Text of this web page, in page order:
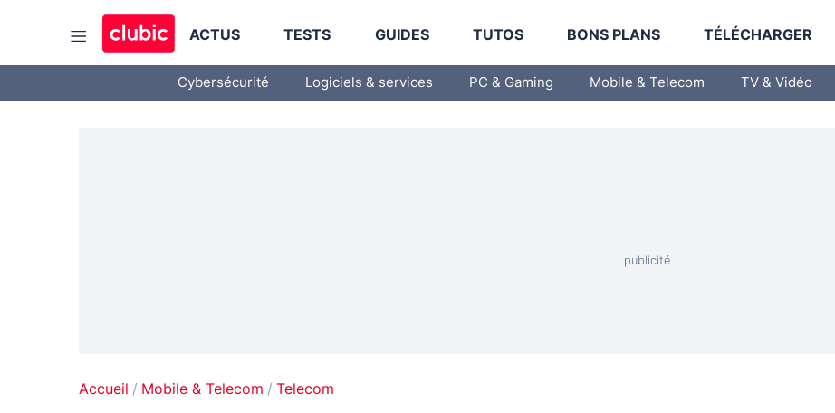
ACTUS TESTS GUIDES TUTOS BONS PLANS TÉLÉCHARGER
Cybersécurité Logiciels & services PC & Gaming Mobile & Telecom TV & Vidéo
Accueil Mobile & Telecom Telecom